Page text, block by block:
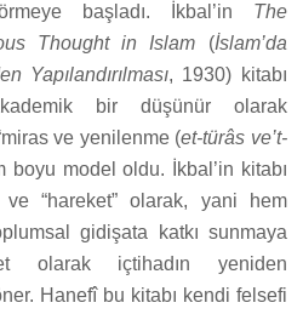
başladı. İkbal’in The
Thought in Islam (İslam’da
Yapılandırılması, 1930) kitabı
bir düşünür olarak
ve yenilenme (et-türâs ve’t-
boyu model oldu. İkbal’in kitabı
“hareket” olarak, yani hem
gidişata katkı sunmaya
olarak içtihadın yeniden
Hanefî bu kitabı kendi felsefi